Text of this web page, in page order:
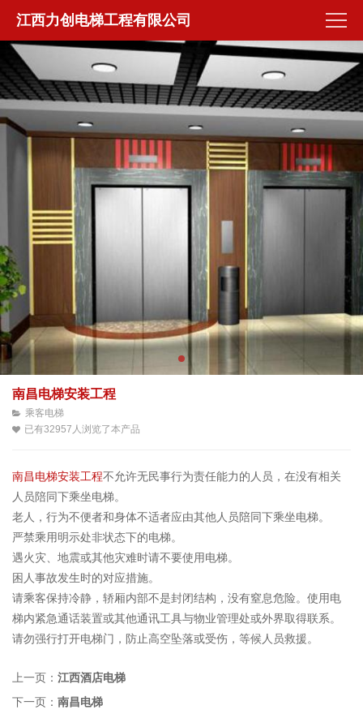
江西力创电梯工程有限公司
南昌电梯安装工程
乘客电梯
已有32957人浏览了本产品
南昌电梯安装工程不允许无民事行为责任能力的人员，在没有相关
人员陪同下乘坐电梯。
老人，行为不便者和身体不适者应由其他人员陪同下乘坐电梯。
严禁乘用明示处非状态下的电梯。
遇火灾、地震或其他灾难时请不要使用电梯。
困人事故发生时的对应措施。
请乘客保持冷静，轿厢内部不是封闭结构，没有窒息危险。使用电
梯内紧急通话装置或其他通讯工具与物业管理处或外界取得联系。
请勿强行打开电梯门，防止高空坠落或受伤，等候人员救援。
上一页： 江西酒店电梯
下一页： 南昌电梯